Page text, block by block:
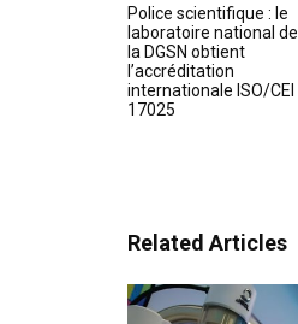
Police scientifique : le
laboratoire national de
la DGSN obtient
l’accréditation
internationale ISO/CEI
17025
Related Articles